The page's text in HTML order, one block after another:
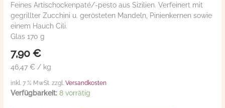
Feines Artischockenpaté/-pesto aus Sizilien. Verfeinert mit
gegrillter Zucchini u. gerösteten Mandeln, Pinienkernen sowie
einem Hauch Cili.
Glas 170 g
7,90€
46,47 € / kg
inkl. 7 % MwSt. zzgl.Versandkosten
Verfügbarkeit: 8 vorrätig
Artischockenpaté
Menge